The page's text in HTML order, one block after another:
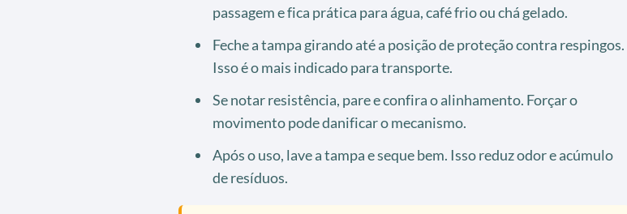
passagem e fica prática para água, café frio ou chá gelado.
Feche a tampa girando até a posição de proteção contra respingos.
Isso é o mais indicado para transporte.
Se notar resistência, pare e confira o alinhamento. Forçar o
movimento pode danificar o mecanismo.
Após o uso, lave a tampa e seque bem. Isso reduz odor e acúmulo
de resíduos.